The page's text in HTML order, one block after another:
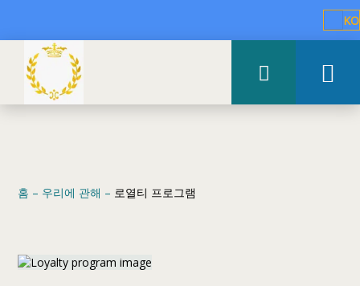
KO
홈 – 우리에 관해 – 로열티 프로그램